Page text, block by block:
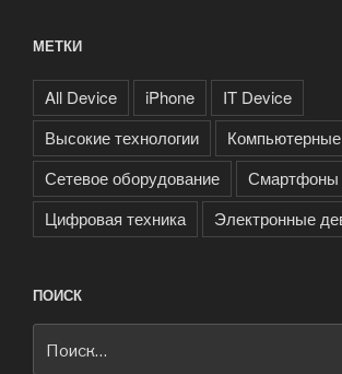
МЕТКИ
All Device iPhone
IT Device
Высокие технологии
Компьютерные
Сетевое оборудование
Смартфоны
Цифровая техника
Электронные
ПОИСК